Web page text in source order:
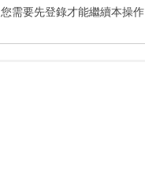
您需要先登錄才能繼續本操作